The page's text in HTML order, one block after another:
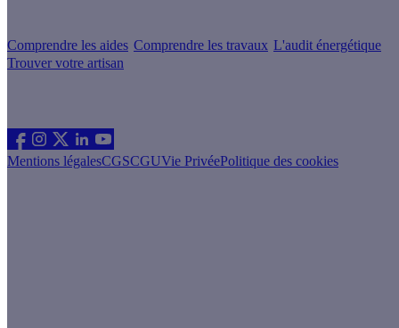
Comprendre les aides Comprendre les travaux L'audit énergétique
Trouver votre artisan
Mentions légalesCGSCGUVie PrivéePolitique des cookies